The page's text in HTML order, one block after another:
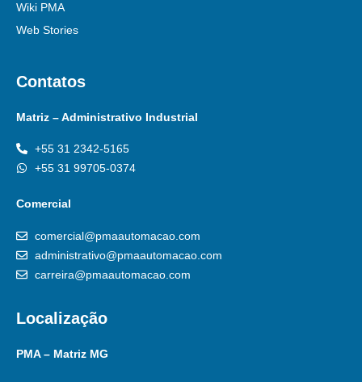
Wiki PMA
Web Stories
Contatos
Matriz – Administrativo Industrial
+55 31 2342-5165
+55 31 99705-0374
Comercial
comercial@pmaautomacao.com
administrativo@pmaautomacao.com
carreira@pmaautomacao.com
Localização
PMA – Matriz MG